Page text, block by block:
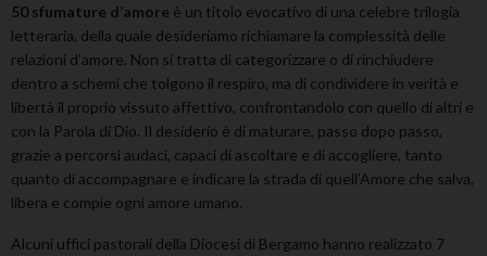
50 sfumature d’amore è un titolo evocativo di una celebre trilogia
letteraria, della quale desideriamo richiamare la complessità delle
relazioni d’amore. Non si tratta di categorizzare o di rinchiudere
dentro a schemi che tolgono il respiro, ma di condividere in verità e
libertà il proprio vissuto affettivo, confrontandolo con quello di altri e
con la Parola di Dio. Il desiderio è di maturare, passo dopo passo,
grazie a percorsi audaci, capaci di ascoltare e di accogliere, tanto
quanto di accompagnare e indicare la strada di quell’Amore che salva,
libera e compie ogni amore umano.
Alcuni uffici pastorali della Diocesi di Bergamo hanno realizzato 7